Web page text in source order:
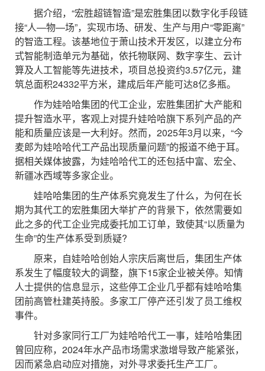
据介绍，“宏胜超链智造”是宏胜集团以数字化手段链
接“人—物—场”，实现市场、研发、生产与用户“零距离”
的智造工程。该基地位于萧山技术开发区，以建立分布
式智能制造单元为基础，依托物联网、数字孪生、云计
算及人工智能等先进技术，项目总投资约3.57亿元，建
筑总面积24332平方米，建成后年产能可达8亿多瓶。
作为娃哈哈集团的代工企业，宏胜集团扩大产能和
提升智造水平，客观上对提升娃哈哈旗下系列产品的产
能和质量应该是一大利好。然而，2025年3月以来，“今
麦郎为娃哈哈代工产品出现质量问题”的报道不绝于耳。
据相关媒体披露，为娃哈哈代工的还包括中富、宏全、
新疆冰西域等多家企业。
娃哈哈集团的生产体系究竟发生了什么，为何在长
期为其代工的宏胜集团大举扩产的背景下，依然需要如
此之多的代工企业完成委托加工订单，致使其“以质量为
生命”的生产体系受到质疑?
原来，自娃哈哈创始人宗庆后离世后，集团生产体
系发生了幅度较大的调整，旗下15家企业被关停。知情
人士提供的信息显示，这些停工企业几乎都有娃哈哈集
团前高管杜建英持股。多家工厂停产还引发了员工维权
事件。
针对多家同行工厂为娃哈哈代工一事，娃哈哈集团
曾回应称，2024年水产品市场需求激增导致产能紧张，
因而紧急启动应对措施，对外寻求委托生产工厂。